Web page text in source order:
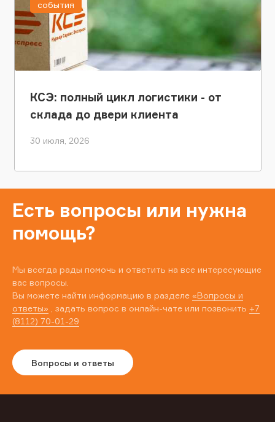
КСЭ: полный цикл логистики - от
склада до двери клиента
30 июля, 2026
события
Есть вопросы или нужна
помощь?
Мы всегда рады помочь и ответить на все интересующие
вас вопросы.
Вы можете найти информацию в разделе «Вопросы и
ответы» , задать вопрос в онлайн-чате или позвонить +7
(8112) 70-01-29
Вопросы и ответы